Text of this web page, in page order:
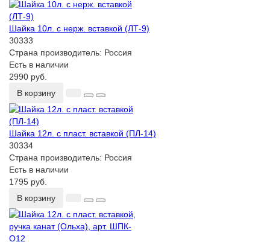
Шайка 10л. с нерж. вставкой (ЛТ-9)
30333
Страна производитель: Россия
Есть в наличии
2990 руб.
В корзину
Шайка 12л. с пласт. вставкой (ПЛ-14)
30334
Страна производитель: Россия
Есть в наличии
1795 руб.
В корзину